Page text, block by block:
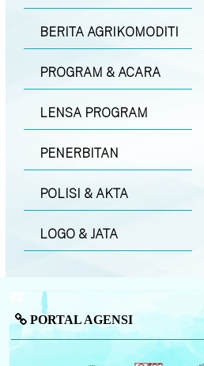
BERITA AGRIKOMODITI
PROGRAM & ACARA
LENSA PROGRAM
PENERBITAN
POLISI & AKTA
LOGO & JATA
PORTAL AGENSI